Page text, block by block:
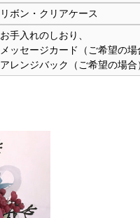
リボン・クリアケース
お手入れのしおり、
メッセージカード（ご希望の場
アレンジバック（ご希望の場合